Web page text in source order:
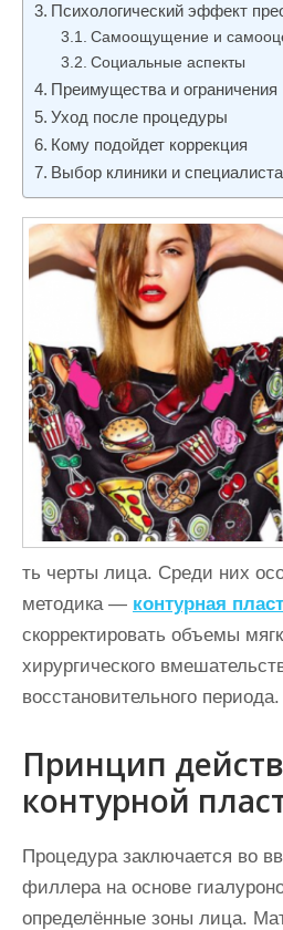
Психологический эффект
Самоощущение и
Социальные аспекты
Преимущества и ограничения
Уход после процедуры
Кому подойдет коррекция
Выбор клиники и специалиста
ть черты лица. Среди них
методика — контурная
скорректировать объемы
хирургического
восстановительного периода.
Принцип
контурной
Процедура заключается во
филлера на основе
определённые зоны лица.